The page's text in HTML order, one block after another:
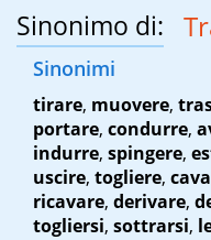
Sinonimo di:
Sinonimi
tirare, muovere,
portare, condurre,
indurre, spingere,
uscire, togliere,
ricavare, derivare,
togliersi, sottrarsi,